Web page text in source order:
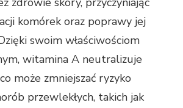
komórek oraz poprawy jej
swoim właściwościom
witamina A neutralizuje
może zmniejszać ryzyko
przewlekłych, takich jak